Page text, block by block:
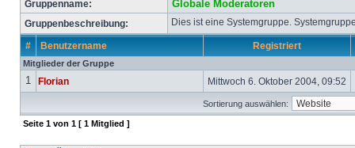
Gruppenname:
Globale Moderatoren
Gruppenbeschreibung: Dies ist eine Systemgruppe.
# Benutzername Registriert
Mitglieder der Gruppe
1 Florian Mittwoch 6. Oktober 2004, 09:52
Sortierung auswählen:
Seite 1 von 1 [ 1 Mitglied ]